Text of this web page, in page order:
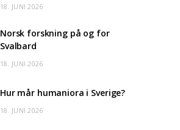
18. JUNI 2026
Norsk forskning på og for
Svalbard
18. JUNI 2026
Hur mår humaniora i Sverige?
18. JUNI 2026